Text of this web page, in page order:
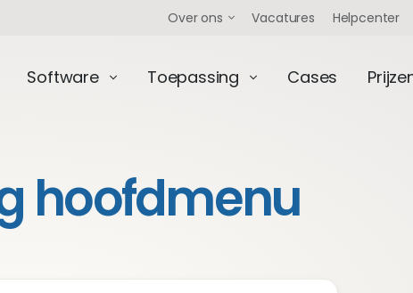
hoofdmenu
Over ons Vacatures Helpcenter
Software Toepassing Cases